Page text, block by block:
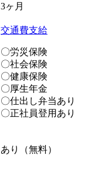
3ヶ月
交通費支給
〇労災保険
〇社会保険
〇健康保険
〇厚生年金
〇仕出し弁当あり
〇正社員登用あり
あり（無料）